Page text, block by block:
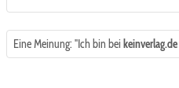
Eine Meinung: "Ich bin bei keinverlag.de